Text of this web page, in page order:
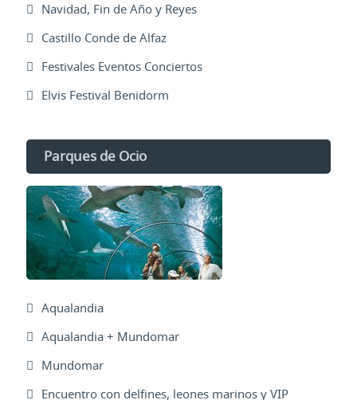
Navidad, Fin de Año y Reyes
Castillo Conde de Alfaz
Festivales Eventos Conciertos
Elvis Festival Benidorm
Parques de Ocio
Aqualandia
Aqualandia + Mundomar
Mundomar
Encuentro con delfines, leones marinos y VIP